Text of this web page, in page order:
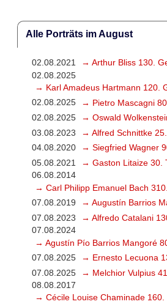
Alle Porträts im August
02.08.2021
→ Arthur Bliss 130.
02.08.2025
→ Karl Amadeus Hartmann 120.
02.08.2025
→ Pietro Mascagni
02.08.2025
→ Oswald
03.08.2023
→ Alfred Schnittke
04.08.2020
→ Siegfried Wagner
05.08.2021
→ Gaston Litaize 30.
06.08.2014
→ Carl Philipp Emanuel Bach
07.08.2019
→ Augustín Barrios
07.08.2023
→ Alfredo Catalani
07.08.2024
→ Agustín Pío Barrios Mangoré
07.08.2025
→ Ernesto Lecuona
07.08.2025
→ Melchior Vulpius
08.08.2017
→ Cécile Louise Chaminade 160.